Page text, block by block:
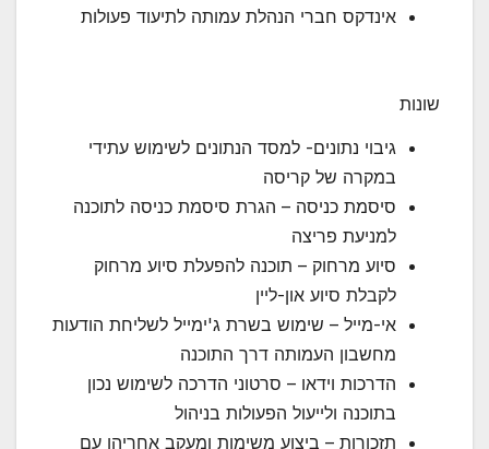
אינדקס חברי הנהלת עמותה לתיעוד פעולות
שונות
גיבוי נתונים- למסד הנתונים לשימוש עתידי
במקרה של קריסה
סיסמת כניסה – הגרת סיסמת כניסה לתוכנה
למניעת פריצה
סיוע מרחוק – תוכנה להפעלת סיוע מרחוק
לקבלת סיוע און-ליין
אי-מייל – שימוש בשרת ג'ימייל לשליחת הודעות
מחשבון העמותה דרך התוכנה
הדרכות וידאו – סרטוני הדרכה לשימוש נכון
בתוכנה ולייעול הפעולות בניהול
תזכורות – ביצוע משימות ומעקב אחריהן עם